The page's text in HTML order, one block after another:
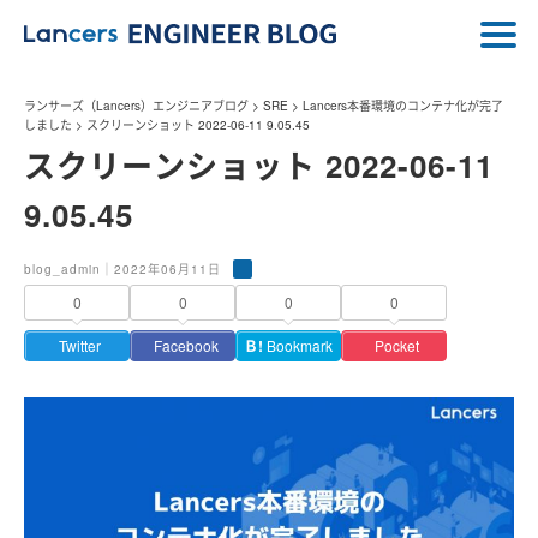
ランサーズ（Lancers）エンジニアブログ > SRE > Lancers本番環境のコンテナ化が完了
しました > スクリーンショット 2022-06-11 9.05.45
スクリーンショット 2022-06-11
9.05.45
blog_admin｜2022年06月11日
0
Twitter
0
Facebook
0
Ｂ! Bookmark
0
Pocket